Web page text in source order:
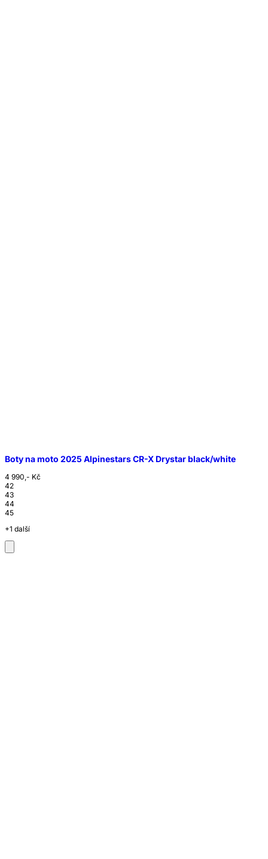
Boty na moto 2025 Alpinestars CR-X Drystar black/white
4 990,- Kč
42
43
44
45
+1 další